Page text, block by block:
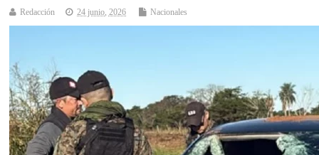
Redacción 24 junio, 2026 Nacionales